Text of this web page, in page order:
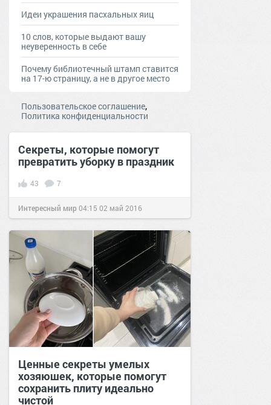
Идеи украшения пасхальных яиц
10 слов, которые выдают вашу
неуверенность в себе
Почему библиотечный штамп ставится
на 17-ю страницу, а не в другое место
Пользовательское соглашение,
Политика конфиденциальности
Секреты, которые помогут
превратить уборку в праздник
43 7
Интересный мир04:15 02 май 2016
Ценные секреты умелых
хозяюшек, которые помогут
сохранить плиту идеально
чистой